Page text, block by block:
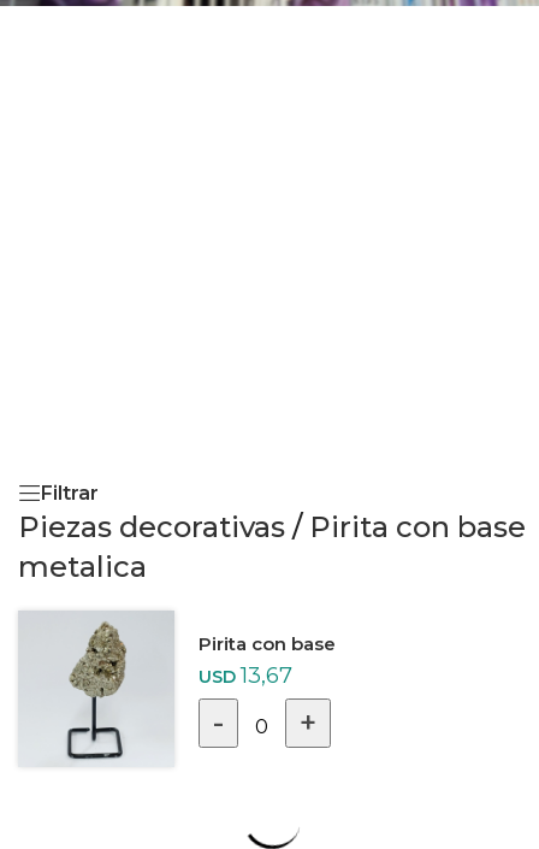
Filtrar
Piezas decorativas / Pirita con base
metalica
Pirita con base
USD 13,67
- 0 +